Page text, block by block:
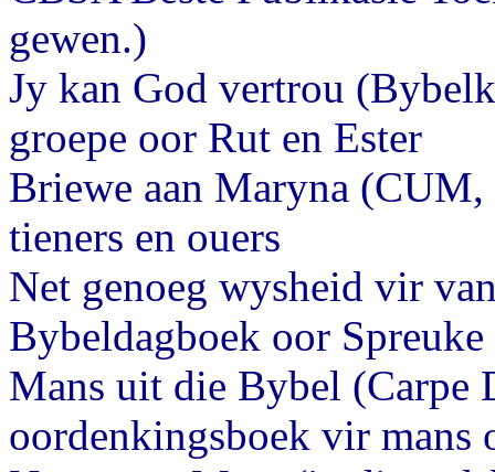
gewen.)
Jy kan God vertrou
groepe oor Rut en Ester
Briewe aan Maryna
tieners en ouers
Net genoeg wysheid vir
Bybeldagboek oor
Mans uit die Bybel (Carpe
oordenkingsboek vir mans